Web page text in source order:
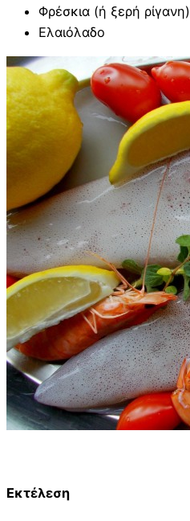
Φρέσκια (ή ξερή ρίγανη)
Ελαιόλαδο
Εκτέλεση